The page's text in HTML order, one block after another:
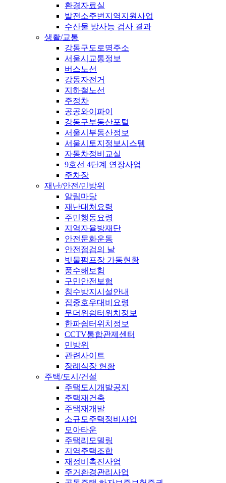
환경자료실
발전소주변지역지원사업
수산물 방사능 검사 결과
생활/교통
강동구도로명주소
서울시교통정보
버스노선
강동자전거
지하철노선
주정차
공공와이파이
강동구부동산포털
서울시부동산정보
서울시토지정보시스템
자동차정비교실
9호선 4단계 연장사업
주차장
재난/안전/민방위
알림마당
재난대처요령
주민행동요령
지역자율방재단
안전문화운동
안전점검의 날
빗물펌프장 가동현황
풍수해보험
구민안전보험
침수방지시설안내
집중호우대비요령
무더위쉼터위치정보
한파쉼터위치정보
CCTV통합관제센터
민방위
관련사이트
장례식장 현황
주택/도시/건설
주택도시개발공지
주택재건축
주택재개발
소규모주택정비사업
모아타운
주택리모델링
지역주택조합
재정비촉진사업
주거환경관리사업